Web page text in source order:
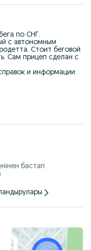
по СНГ.
с автономным
Стоит беговой
Сам прицеп сделан с
и информации.
бастап